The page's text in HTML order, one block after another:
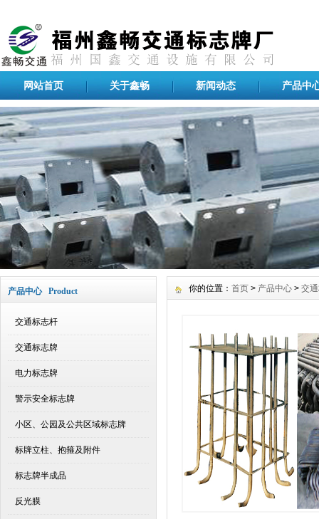
网站首页 关于鑫畅 新闻动态 产品中
产品中心 Product
交通标志杆
交通标志牌
电力标志牌
警示安全标志牌
小区、公园及公共区域标志牌
标牌立柱、抱箍及附件
标志牌半成品
反光膜
你的位置： 首页 > 产品中心 > 交